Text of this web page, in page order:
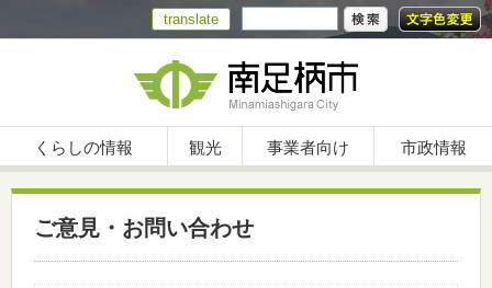
translate
くらしの情報 観光 事業者向け 市政情報
ご意見・お問い合わせ